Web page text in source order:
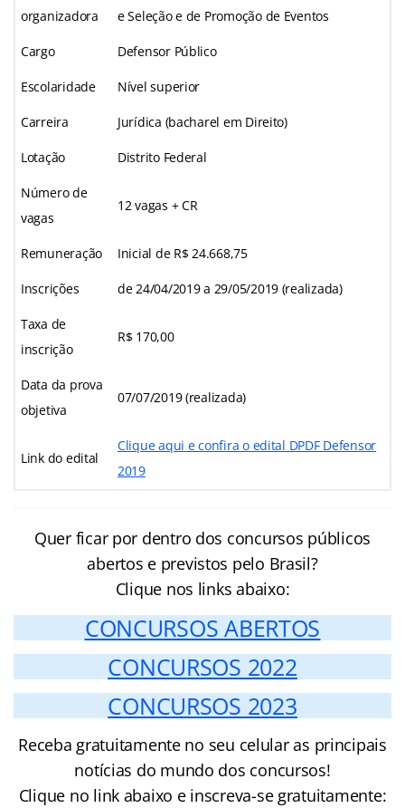
organizadora
e Seleção e de Promoção de Eventos
Cargo Defensor Público
Escolaridade Nível superior
Carreira Jurídica (bacharel em Direito)
Lotação Distrito Federal
Número de
vagas
12 vagas + CR
Remuneração Inicial de R$ 24.668,75
Inscrições de 24/04/2019 a 29/05/2019 (realizada)
Taxa de
inscrição
R$ 170,00
Data da prova
objetiva
07/07/2019 (realizada)
Link do edital
Clique aqui e confira o edital DPDF Defensor
2019
Quer ficar por dentro dos concursos públicos
abertos e previstos pelo Brasil?
Clique nos links abaixo:
CONCURSOS ABERTOS
CONCURSOS 2022
CONCURSOS 2023
Receba gratuitamente no seu celular as principais
notícias do mundo dos concursos!
Clique no link abaixo e inscreva-se gratuitamente: